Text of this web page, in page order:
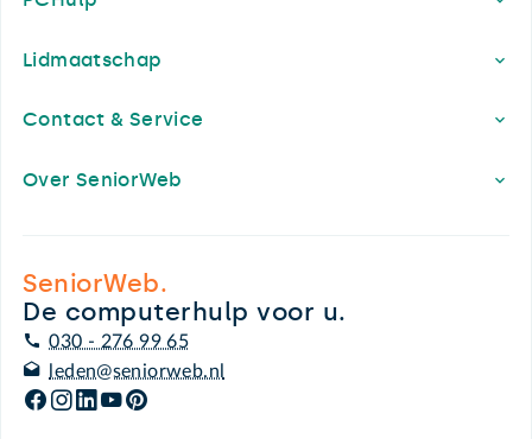
Lidmaatschap
Contact & Service
Over SeniorWeb
SeniorWeb.
De computerhulp voor u.
030 - 276 99 65
leden@seniorweb.nl